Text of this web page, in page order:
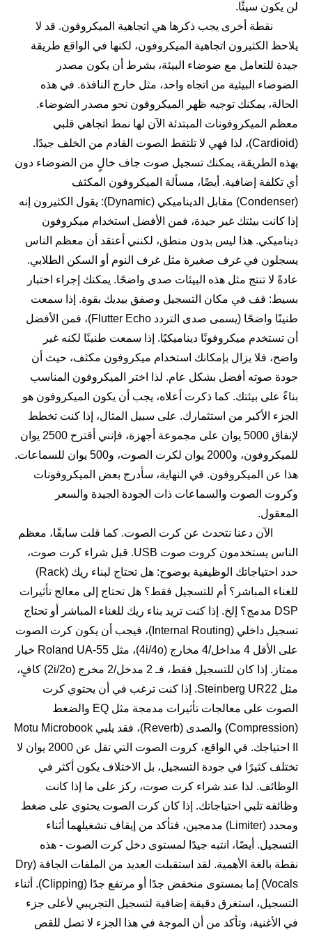
لن يكون سيئًا.
نقطة أخرى يجب ذكرها هي اتجاهية الميكروفون. قد لا
يلاحظ الكثيرون اتجاهية الميكروفون، لكنها في الواقع طريقة
جيدة للتعامل مع ضوضاء البيئة، بشرط أن يكون مصدر
الضوضاء البيئية من اتجاه واحد، مثل خارج النافذة. في هذه
الحالة، يمكنك توجيه ظهر الميكروفون نحو مصدر الضوضاء.
معظم الميكروفونات المبتدئة الآن لها نمط اتجاهي قلبي
(Cardioid)، لذا فهي لا تلتقط الصوت القادم من الخلف جيدًا.
بهذه الطريقة، يمكنك تسجيل صوت جاف خالٍ من الضوضاء دون
أي تكلفة إضافية. أيضًا، مسألة الميكروفون المكثف
(Condenser) مقابل الديناميكي (Dynamic): يقول الكثيرون إنه
إذا كانت بيئتك غير جيدة، فمن الأفضل استخدام ميكروفون
ديناميكي. هذا ليس بدون منطق، لكنني أعتقد أن معظم الناس
يسجلون في غرف صغيرة مثل غرف النوم أو السكن الطلابي.
عادةً لا تنتج مثل هذه البيئات صدى واضحًا. يمكنك إجراء اختبار
بسيط: قف في مكان التسجيل وصفق بيديك بقوة. إذا سمعت
طنينًا واضحًا (يسمى صدى التردد Flutter Echo)، فمن الأفضل
أن تستخدم ميكروفونًا ديناميكيًا. إذا سمعت طنينًا لكنه غير
واضح، فلا يزال بإمكانك استخدام ميكروفون مكثف، حيث أن
جودة صوته أفضل بشكل عام. لذا اختر الميكروفون المناسب
بناءً على بيئتك. كما ذكرت أعلاه، يجب أن يكون الميكروفون هو
الجزء الأكبر من استثمارك. على سبيل المثال، إذا كنت تخطط
لإنفاق 5000 يوان على مجموعة أجهزة، فإنني أقترح 2500 يوان
للميكروفون، و2000 يوان لكرت الصوت، و500 يوان للسماعات.
هذا عن الميكروفون. في النهاية، سأدرج بعض الميكروفونات
وكروت الصوت والسماعات ذات الجودة الجيدة والسعر
المعقول.
الآن دعنا نتحدث عن كرت الصوت. كما قلت سابقًا، معظم
الناس يستخدمون كروت صوت USB. قبل شراء كرت صوت،
حدد احتياجاتك الوظيفية بوضوح: هل تحتاج لبناء ريك (Rack)
للغناء المباشر؟ أم للتسجيل فقط؟ هل تحتاج إلى معالج تأثيرات
DSP مدمج؟ إلخ. إذا كنت تريد بناء ريك للغناء المباشر أو تحتاج
تسجيل داخلي (Internal Routing)، فيجب أن يكون كرت الصوت
على الأقل 4 مداخل/4 مخارج (4i/4o)، مثل Roland UA-55 خيار
ممتاز. إذا كان للتسجيل فقط، فـ 2 مدخل/2 مخرج (2i/2o) كافٍ،
مثل Steinberg UR22. إذا كنت ترغب في أن يحتوي كرت
الصوت على معالجات تأثيرات مدمجة مثل EQ والضغط
(Compression) والصدى (Reverb)، فقد يلبي Motu Microbook
II احتياجك. في الواقع، كروت الصوت التي تقل عن 2000 يوان لا
تختلف كثيرًا في جودة التسجيل، بل الاختلاف يكون أكثر في
الوظائف. لذا عند شراء كرت صوت، ركز على ما إذا كانت
وظائفه تلبي احتياجاتك. إذا كان كرت الصوت يحتوي على ضغط
ومحدد (Limiter) مدمجين، فتأكد من إيقاف تشغيلهما أثناء
التسجيل. أيضًا، انتبه جيدًا لمستوى دخل كرت الصوت - هذه
نقطة بالغة الأهمية. لقد استقبلت العديد من الملفات الجافة (Dry
Vocals) إما بمستوى منخفض جدًا أو مرتفع جدًا (Clipping). أثناء
التسجيل، استغرق دقيقة إضافية لتسجيل التجريبي لأعلى جزء
في الأغنية، وتأكد من أن الموجة في هذا الجزء لا تصل للقص